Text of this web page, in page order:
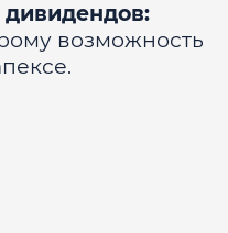
дивидендов:
возможность